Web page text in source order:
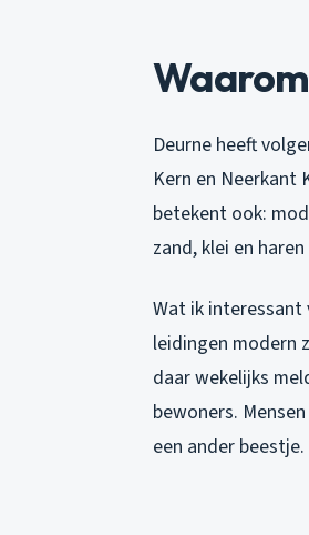
Deurne heeft
Kern en Neerkant
betekent ook:
zand, klei en
Wat ik interessant
leidingen modern
daar wekelijks
bewoners.
een ander beestje.